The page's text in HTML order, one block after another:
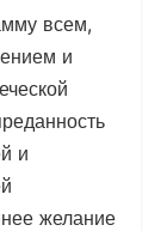
всем,
и
и
желание